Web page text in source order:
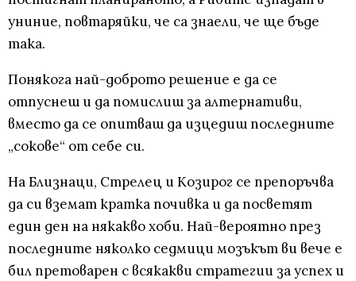
униние, повтаряйки, че са знаели, че ще бъде
така.
Понякога най-доброто решение е да се
отпуснеш и да помислиш за алтернативи,
вместо да се опитваш да изцедиш последните
„сокове“ от себе си.
На Близнаци, Стрелец и Козирог се препоръчва
да си вземат кратка почивка и да посветят
един ден на някакво хоби. Най-вероятно през
последните няколко седмици мозъкът ви вече е
бил претоварен с всякакви стратегии за успех и